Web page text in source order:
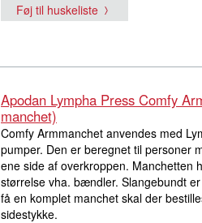
Føj til huskeliste
Apodan Lympha Press Comfy
manchet)
Comfy Armmanchet anvendes med
pumper. Den er beregnet til personer
ene side af overkroppen. Manchetten
størrelse vha. bændler. Slangebundt
få en komplet manchet skal der
sidestykke.